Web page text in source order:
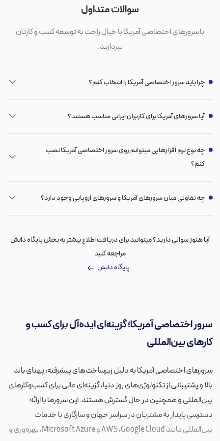
سوالات متداول
با سرورهای اختصاصی آمریکا با خیال راحت به توسعه کسب و کارتان
بپردازید.
چرا باید سرور اختصاصی آمریکا را انتخاب کنم؟
آیا سرورهای آمریکا برای کاربران ایرانی مناسب هستند؟
چه نوع نرم افزارهایی میتوانم روی سرور اختصاصی آمریکا نصب
کنم؟
چه تفاوتی میان سرورهای آمریکا و سرورهای اروپایی وجود دارد؟
آیا هنوز سوالی دارید؟ میتوانید برای دریافت اطلاع بیشتر به بخش پایگاه دانش
مراجعه کنید
پایگاه دانش
سرور اختصاصی آمریکا؛ گزینه‌ای ایده‌آل برای کسب‌ و
کارهای بین‌المللی
سرورهای اختصاصی آمریکا به دلیل زیرساخت‌های پیشرفته، پهنای باند
بالا و پشتیبانی از تکنولوژی‌های روز دنیا، گزینه‌ای عالی برای کسب‌وکارهای
بین‌المللی و همچنین در حال گسترش هستند. این سرورها با ارائه
دسترسی پایدار به مشتریان در سراسر جهان و سازگاری با خدمات
بین‌المللی مانند AWS ،Google Cloud و Microsoft Azure، بهره‌وری و